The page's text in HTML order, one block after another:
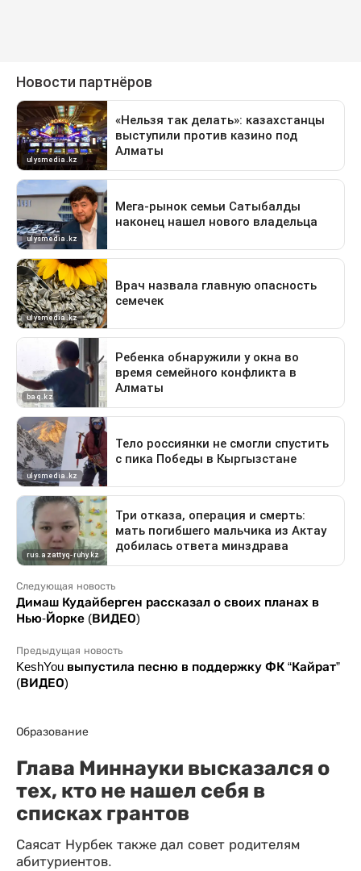
Следующая новость
Димаш Кудайберген рассказал о своих планах в
Нью-Йорке (ВИДЕО)
Предыдущая новость
KeshYou выпустила песню в поддержку ФК “Кайрат”
(ВИДЕО)
Образование
Глава Миннауки высказался о
тех, кто не нашел себя в
списках грантов
Саясат Нурбек также дал совет родителям
абитуриентов.